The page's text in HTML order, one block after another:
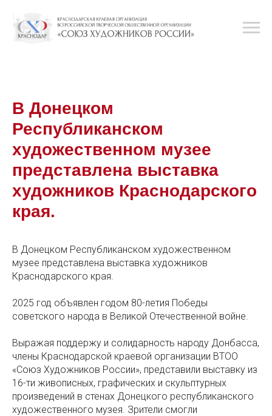
В Донецком
Республиканском
художественном музее
представлена выставка
художников Краснодарского
края.
В Донецком Республиканском художественном
музее представлена выставка художников
Краснодарского края.
2025 год объявлен годом 80-летия Победы
советского народа в Великой Отечественной войне.
Выражая поддержу и солидарность народу Донбасса,
члены Краснодарской краевой организации ВТОО
«Союз Художников России», представили выставку из
16-ти живописных, графических и скульптурных
произведений в стенах Донецкого республиканского
художественного музея. Зрители смогли